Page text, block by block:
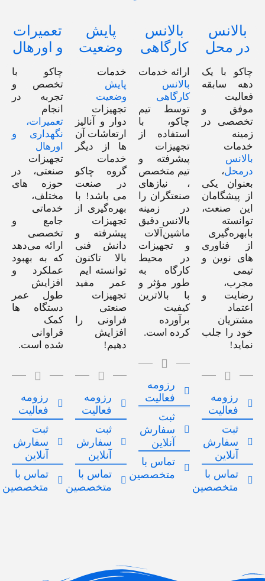
بالانس
در محل
چاکو با یک
دهه سابقه‌
فعالیت
موفق و
تخصصی در
زمینه
خدمات
بالانس
درمحل،
بعنوان یکی
از پیشگامان
این صنعت،
توانسته
بابهره‌گیری
از فناوری
های نوین و
تیمی
مجرب،
رضایت و
اعتماد
مشتریان
خود را جلب
نماید!
رزومه
فعالیت
ثبت
سفارش
آنلاین
تماس با
متخصصین
بالانس
کارگاهی
ارائه خدمات
بالانس
کارگاهی
توسط تیم
چاکو، با
استفاده از
تجهیزات
پیشرفته و
تیم متخصص
، نیازهای
صنعتگران را
در زمینه
بالانس دقیق
ماشین‌آلات
و تجهیزات
در محیط
کارگاه به
طور مؤثر و
با بالاترین
کیفیت
برآورده
کرده است.
رزومه
فعالیت
ثبت
سفارش
آنلاین
تماس با
متخصصین
پایش
وضعیت
خدمات
پایش
وضعیت
تجهیزات
دوار و آنالیز
ارتعاشات آن
ها از دیگر
خدمات
گروه چاکو
در صنعت
می باشد! با
بهره‌گیری از
تجهیزات
پیشرفته و
دانش فنی
بالا تاکنون
توانسته ایم
عمر مفید
تجهیزات
صنعتی
فراونی را
افزایش
دهیم!
رزومه
فعالیت
ثبت
سفارش
آنلاین
تماس با
متخصصین
تعمیرات
و اورهال
چاکو با
تخصص و
تجربه در
انجام
تعمیرات،
نگهداری و
اورهال
تجهیزات
صنعتی، در
حوزه های
مختلف،
خدماتی
جامع و
تخصصی
ارائه می‌دهد
که به بهبود
عملکرد و
افزایش
طول عمر
دستگاه ها
کمک
فراوانی
شده است.
رزومه
فعالیت
ثبت
سفارش
آنلاین
تماس با
متخصصین